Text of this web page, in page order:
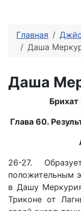
Главная
Даша
Даша
Глава 60.
26-27.
положительным
в Дашу
Триконе от